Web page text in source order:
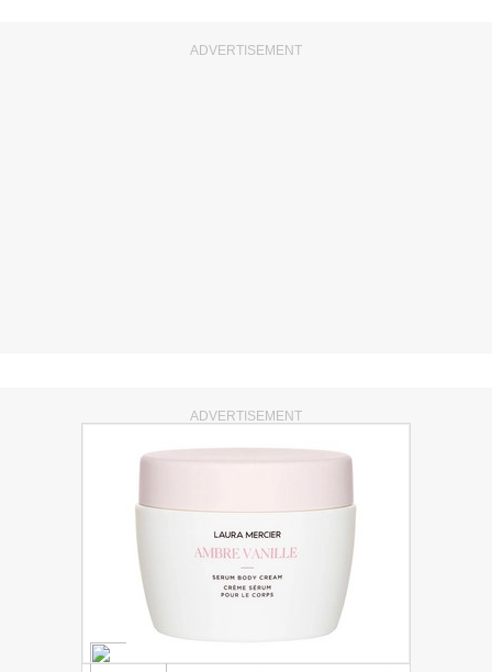
ADVERTISEMENT
ADVERTISEMENT